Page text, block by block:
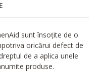
sunt însoțite de o
oricărui defect de
de a aplica unele
produse.